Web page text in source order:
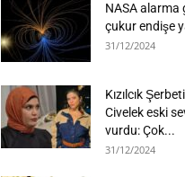
NASA alarma
çukur endişe
31/12/2024
Kızılcık
Civelek eski
vurdu: Çok...
31/12/2024